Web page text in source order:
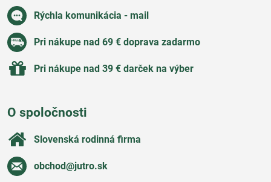
Rýchla komunikácia - mail
Pri nákupe nad 69 € doprava zadarmo
Pri nákupe nad 39 € darček na výber
O spoločnosti
Slovenská rodinná firma
obchod​@jutro​.sk